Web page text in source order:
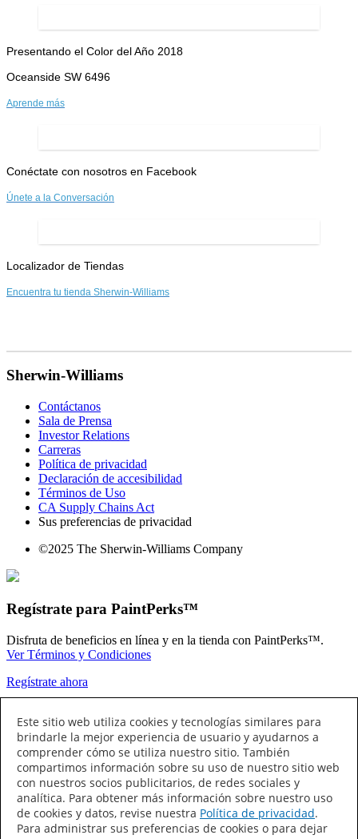
Presentando el Color del Año 2018
Oceanside SW 6496
Aprende más
Conéctate con nosotros en Facebook
Únete a la Conversación
Localizador de Tiendas
Encuentra tu tienda Sherwin-Williams
Sherwin-Williams
Contáctanos
Sala de Prensa
Investor Relations
Carreras
Política de privacidad
Declaración de accesibilidad
Términos de Uso
CA Supply Chains Act
Sus preferencias de privacidad
©2025 The Sherwin-Williams Company
Regístrate para PaintPerks™
Disfruta de beneficios en línea y en la tienda con PaintPerks™.
Ver Términos y Condiciones
Regístrate ahora
Este sitio web utiliza cookies y tecnologías similares para
brindarle la mejor experiencia de usuario y ayudarnos a
comprender cómo se utiliza nuestro sitio. También
compartimos información sobre su uso de nuestro sitio web
con nuestros socios publicitarios, de redes sociales y
analítica. Para obtener más información sobre nuestro uso
de cookies y datos, revise nuestra Política de privacidad.
Para administrar sus preferencias de cookies o para dejar